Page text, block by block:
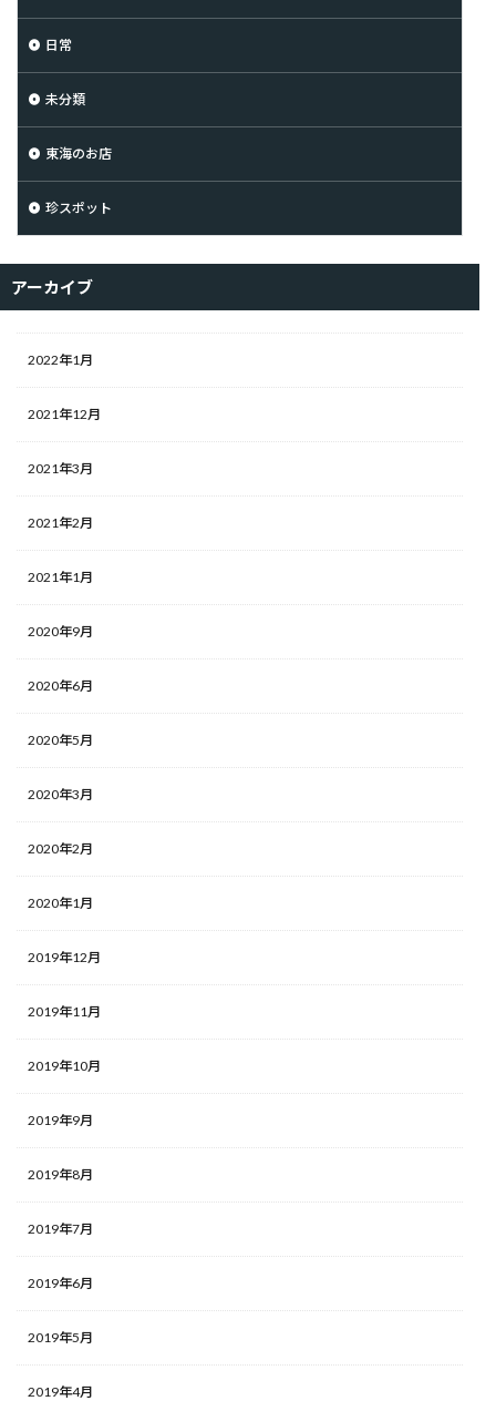
日常
未分類
東海のお店
珍スポット
アーカイブ
2022年1月
2021年12月
2021年3月
2021年2月
2021年1月
2020年9月
2020年6月
2020年5月
2020年3月
2020年2月
2020年1月
2019年12月
2019年11月
2019年10月
2019年9月
2019年8月
2019年7月
2019年6月
2019年5月
2019年4月